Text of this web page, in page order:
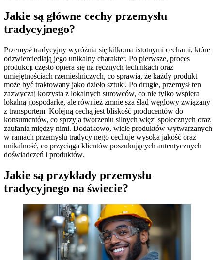
Jakie są główne cechy przemysłu
tradycyjnego?
Przemysł tradycyjny wyróżnia się kilkoma istotnymi cechami, które
odzwierciedlają jego unikalny charakter. Po pierwsze, proces
produkcji często opiera się na ręcznych technikach oraz
umiejętnościach rzemieślniczych, co sprawia, że każdy produkt
może być traktowany jako dzieło sztuki. Po drugie, przemysł ten
zazwyczaj korzysta z lokalnych surowców, co nie tylko wspiera
lokalną gospodarkę, ale również zmniejsza ślad węglowy związany
z transportem. Kolejną cechą jest bliskość producentów do
konsumentów, co sprzyja tworzeniu silnych więzi społecznych oraz
zaufania między nimi. Dodatkowo, wiele produktów wytwarzanych
w ramach przemysłu tradycyjnego cechuje wysoka jakość oraz
unikalność, co przyciąga klientów poszukujących autentycznych
doświadczeń i produktów.
Jakie są przykłady przemysłu
tradycyjnego na świecie?